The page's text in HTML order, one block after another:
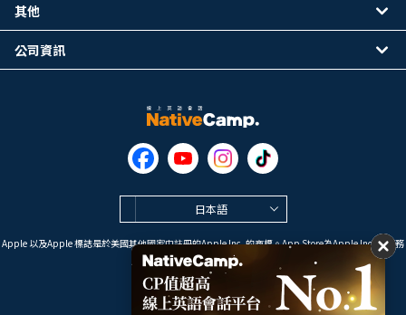
日本語
Apple 以及Apple 標誌是於美國其他國家中註冊的Apple Inc. 的商標。App Store為Apple Inc. 的服務
標誌。
Google Play是 Google LLC 的商標。
Copyright © 2026 線上英語會話
其他
公司資訊